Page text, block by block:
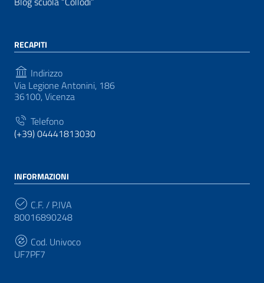
RECAPITI
Indirizzo
Via Legione Antonini, 186
36100, Vicenza
Telefono
(+39) 04441813030
INFORMAZIONI
C.F. / P.IVA
80016890248
Cod. Univoco
UF7PF7